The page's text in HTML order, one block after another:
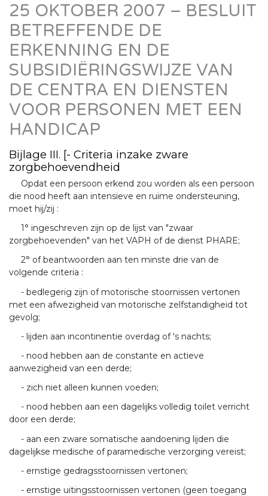
25 OKTOBER 2007 – BESLUIT
BETREFFENDE DE
ERKENNING EN DE
SUBSIDIËRINGSWIJZE VAN
DE CENTRA EN DIENSTEN
VOOR PERSONEN MET EEN
HANDICAP
Bijlage III. [- Criteria inzake zware
zorgbehoevendheid
Opdat een persoon erkend zou worden als een persoon
die nood heeft aan intensieve en ruime ondersteuning,
moet hij/zij :
1° ingeschreven zijn op de lijst van "zwaar
zorgbehoevenden" van het VAPH of de dienst PHARE;
2° of beantwoorden aan ten minste drie van de
volgende criteria :
- bedlegerig zijn of motorische stoornissen vertonen
met een afwezigheid van motorische zelfstandigheid tot
gevolg;
- lijden aan incontinentie overdag of 's nachts;
- nood hebben aan de constante en actieve
aanwezigheid van een derde;
- zich niet alleen kunnen voeden;
- nood hebben aan een dagelijks volledig toilet verricht
door een derde;
- aan een zware somatische aandoening lijden die
dagelijkse medische of paramedische verzorging vereist;
- ernstige gedragsstoornissen vertonen;
- ernstige uitingsstoornissen vertonen (geen toegang